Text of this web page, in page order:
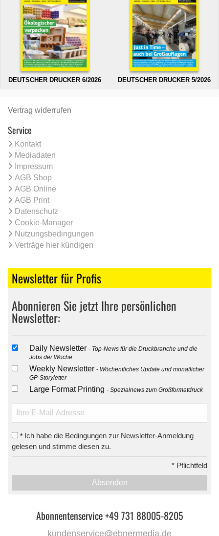
DEUTSCHER DRUCKER 6/2026 DEUTSCHER DRUCKER 5/2026
Vertrag widerrufen
Service
Kontakt
Mediadaten
Impressum
AGB Shop
AGB Online
AGB Print
Datenschutz
Cookie-Manager
Nutzungsbedingungen
Verträge hier kündigen
Newsletter für Profis
Abonnieren Sie jetzt Ihre persönlichen
Newsletter:
Daily Newsletter
Top-News für die Druckbranche und die
Jobs der Woche
Weekly Newsletter
Wöchentliches Update und monatlicher
GP-Storyletter
Large Format Printing Spezialnews zum Großformatdruck
* Ich habe die Bedingungen zur Newsletter-Anmeldung
gelesen und stimme diesen zu.
* Pflichtfeld
Absenden
Abonnentenservice +49 731 88005-8205
kundenservice@ebnermedia.de